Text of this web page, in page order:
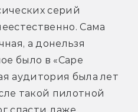
серий
Сама
а донельзя
было в «Саре
аудитория была лет
такой пилотной
спасти даже